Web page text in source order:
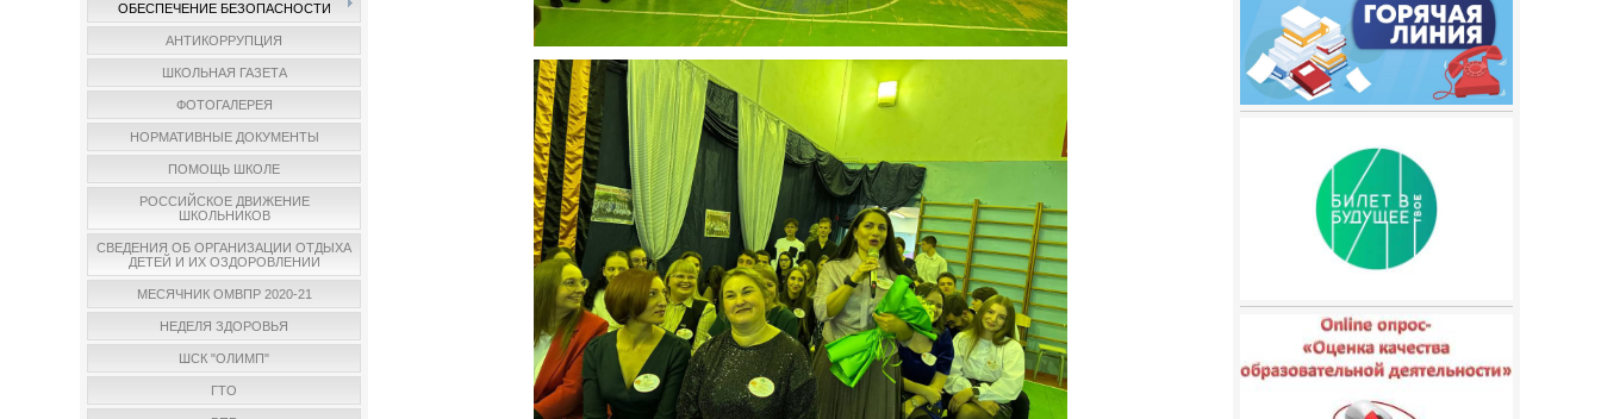
ОБЕСПЕЧЕНИЕ БЕЗОПАСНОСТИ
АНТИКОРРУПЦИЯ
ШКОЛЬНАЯ ГАЗЕТА
ФОТОГАЛЕРЕЯ
НОРМАТИВНЫЕ ДОКУМЕНТЫ
ПОМОЩЬ ШКОЛЕ
РОССИЙСКОЕ ДВИЖЕНИЕ
ШКОЛЬНИКОВ
СВЕДЕНИЯ ОБ ОРГАНИЗАЦИИ ОТДЫХА
ДЕТЕЙ И ИХ ОЗДОРОВЛЕНИИ
МЕСЯЧНИК ОМВПР 2020-21
НЕДЕЛЯ ЗДОРОВЬЯ
ШСК "ОЛИМП"
ГТО